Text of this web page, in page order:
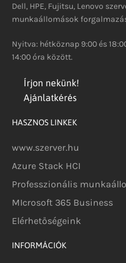
Dell, HPE, Fujitsu, Lenovo
munkaállomások
Nyitva: hétköznap 9:00 és
14:00 óra között.
Írjon nekünk!
Ajánlatkérés
HASZNOS LINKEK
www.szerver.hu
Azure Stack HCI
Professzionális
MIcrosoft 365 Business
Elérhetőségeink
INFORMÁCIÓK